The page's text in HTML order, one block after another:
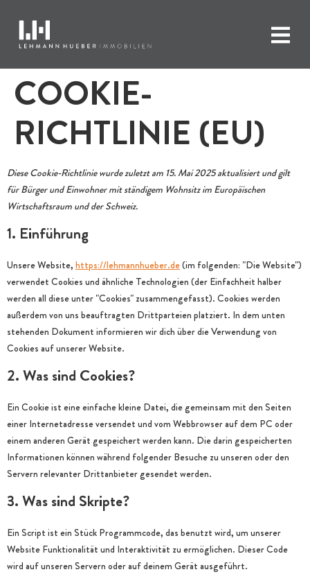
COOKIE-
RICHTLINIE (EU)
Diese Cookie-Richtlinie wurde zuletzt am 15. Mai 2025 aktualisiert und gilt
für Bürger und Einwohner mit ständigem Wohnsitz im Europäischen
Wirtschaftsraum und der Schweiz.
1. Einführung
Unsere Website, https://lehmannhueber.de(im folgenden: "Die Website")
verwendet Cookies und ähnliche Technologien (der Einfachheit halber
werden all diese unter "Cookies" zusammengefasst). Cookies werden
außerdem von uns beauftragten Drittparteien platziert. In dem unten
stehenden Dokument informieren wir dich über die Verwendung von
Cookies auf unserer Website.
2. Was sind Cookies?
Ein Cookie ist eine einfache kleine Datei, die gemeinsam mit den Seiten
einer Internetadresse versendet und vom Webbrowser auf dem PC oder
einem anderen Gerät gespeichert werden kann. Die darin gespeicherten
Informationen können während folgender Besuche zu unseren oder den
Servern relevanter Drittanbieter gesendet werden.
3. Was sind Skripte?
Ein Script ist ein Stück Programmcode, das benutzt wird, um unserer
Website Funktionalität und Interaktivität zu ermöglichen. Dieser Code
wird auf unseren Servern oder auf deinem Gerät ausgeführt.